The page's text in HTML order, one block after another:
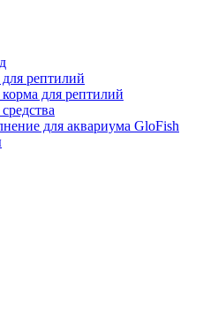
для рептилий
корма для рептилий
для аквариума GloFish